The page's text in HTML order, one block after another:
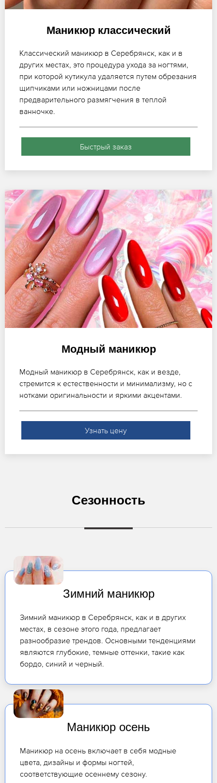
Маникюр классический
Классический маникюр в Серебрянск, как и в
других местах, это процедура ухода за ногтями,
при которой кутикула удаляется путем обрезания
щипчиками или ножницами после
предварительного размягчения в теплой
ванночке.
Быстрый заказ
Модный маникюр
Модный маникюр в Серебрянск, как и везде,
стремится к естественности и минимализму, но с
нотками оригинальности и яркими акцентами.
Узнать цену
Сезонность
Зимний маникюр
Зимний маникюр в Серебрянск, как и в других
местах, в сезоне этого года, предлагает
разнообразие трендов. Основными тенденциями
являются глубокие, темные оттенки, такие как
бордо, синий и черный.
Маникюр осень
Маникюр на осень включает в себя модные
цвета, дизайны и формы ногтей,
соответствующие осеннему сезону.